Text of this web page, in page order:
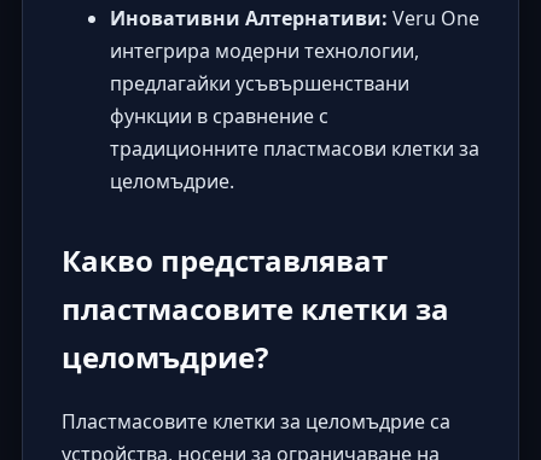
Иновативни Алтернативи: Veru One
интегрира модерни технологии,
предлагайки усъвършенствани
функции в сравнение с
традиционните пластмасови клетки за
целомъдрие.
Какво представляват
пластмасовите клетки за
целомъдрие?
Пластмасовите клетки за целомъдрие са
устройства, носени за ограничаване на